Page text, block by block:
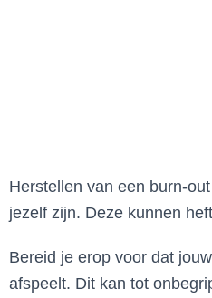
Herstellen van een burn-
jezelf zijn. Deze kunnen
Bereid je erop voor dat
afspeelt. Dit kan tot